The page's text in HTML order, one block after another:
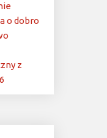
o dobro
z